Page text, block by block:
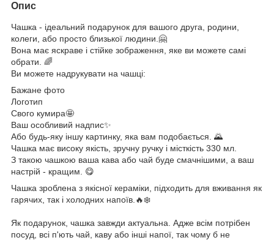
Опис
Чашка - ідеальний подарунок для вашого друга, родини,
колеги, або просто близької людини.🤗
Вона має яскраве і стійке зображення, яке ви можете самі
обрати. 🌈
Ви можете надрукувати на чашці:
Бажане фото
Логотип
Свого кумира🤩
Ваш особливий надпис✨
Або будь-яку іншу картинку, яка вам подобається. 🌄
Чашка має високу якість, зручну ручку і місткість 330 мл.
З такою чашкою ваша кава або чай буде смачнішими, а ваш
настрій - кращим. 😋
Чашка зроблена з якісної кераміки, підходить для вживання як
гарячих, так і холодних напоїв.🔥❄️
Як подарунок, чашка завжди актуальна. Адже всім потрібен
посуд, всі п'ють чай, каву або інші напої, так чому б не